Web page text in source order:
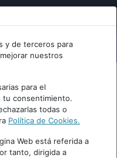
y de terceros para
nuestros
para el
tu consentimiento.
todas o
Política de Cookies.
Web está referida a
tanto, dirigida a